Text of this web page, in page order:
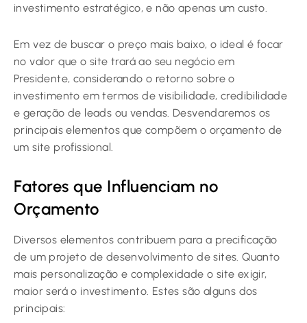
investimento estratégico, e não apenas um custo.
Em vez de buscar o preço mais baixo, o ideal é focar
no valor que o site trará ao seu negócio em
Presidente, considerando o retorno sobre o
investimento em termos de visibilidade, credibilidade
e geração de leads ou vendas. Desvendaremos os
principais elementos que compõem o orçamento de
um site profissional.
Fatores que Influenciam no
Orçamento
Diversos elementos contribuem para a precificação
de um projeto de desenvolvimento de sites. Quanto
mais personalização e complexidade o site exigir,
maior será o investimento. Estes são alguns dos
principais: